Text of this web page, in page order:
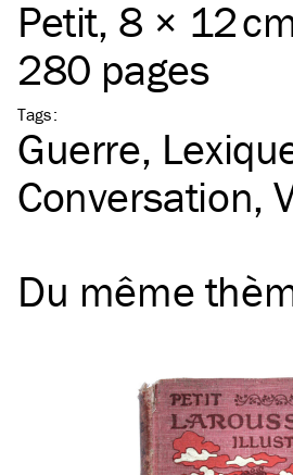
Petit, 8 × 12
280 pages
Tags:
Guerre
Conversation
Du même